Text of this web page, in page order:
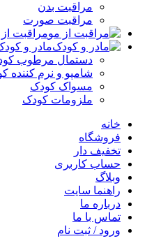
مراقبت بدن
مراقبت صورت
مراقبت از مو
مادر و کودک
دستمال مرطوب کودک
شامپو و نرم کننده کودک
مسواک کودک
ملزومات کودک
خانه
فروشگاه
تخفیف دار
حساب کاربری
وبلاگ
راهنما سایت
درباره ما
تماس با ما
ورود / ثبت نام